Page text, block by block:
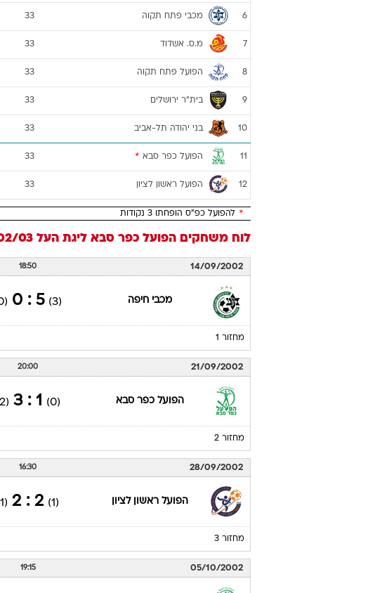
6 מכבי פתח תקוה 33
7 מ.ס. אשדוד 33
8 הפועל פתח תקוה 33
9 בית"ר ירושלים 33
10 בני יהודה תל-אביב 33
11 הפועל כפר סבא *
33
12 הפועל ראשון לציון 33
* להפועל כפ"ס הופחתו 3 נקודות
לוח משחקים הפועל כפר סבא ליגת העל 2002/03
14/09/2002
18:50
מכבי חיפה (3)
5 : 0
(0)
מחזור 1
21/09/2002
20:00
הפועל כפר סבא (0)
1 : 3
(2)
מחזור 2
28/09/2002
16:30
הפועל ראשון לציון (1)
2 : 2
(1)
מחזור 3
05/10/2002
19:15